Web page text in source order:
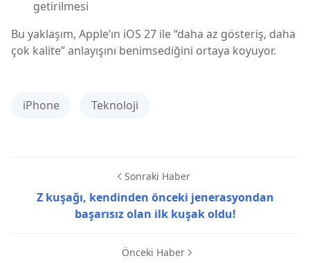
getirilmesi
Bu yaklaşım, Apple’ın iOS 27 ile “daha az gösteriş, daha
çok kalite” anlayışını benimsediğini ortaya koyuyor.
iPhone Teknoloji
Sonraki Haber
Z kuşağı, kendinden önceki jenerasyondan
başarısız olan ilk kuşak oldu!
Önceki Haber